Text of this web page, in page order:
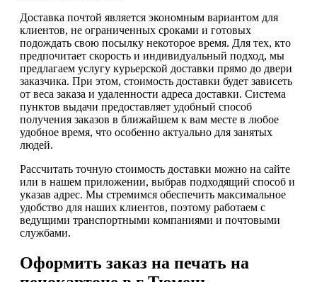
Доставка почтой является экономным вариантом для
клиентов, не ограниченных сроками и готовых
подождать свою посылку некоторое время. Для тех, кто
предпочитает скорость и индивидуальный подход, мы
предлагаем услугу курьерской доставки прямо до двери
заказчика. При этом, стоимость доставки будет зависеть
от веса заказа и удаленности адреса доставки. Система
пунктов выдачи предоставляет удобный способ
получения заказов в ближайшем к вам месте в любое
удобное время, что особенно актуально для занятых
людей.
Рассчитать точную стоимость доставки можно на сайте
или в нашем приложении, выбрав подходящий способ и
указав адрес. Мы стремимся обеспечить максимальное
удобство для наших клиентов, поэтому работаем с
ведущими транспортными компаниями и почтовыми
службами.
Оформить заказ на печать на